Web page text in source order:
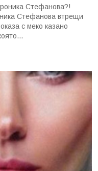
Стефанова?!
Стефанова втрещи
с меко казано